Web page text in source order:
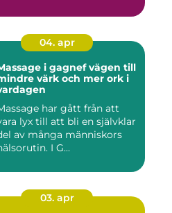
04. apr
i gagnef vägen till
värk och mer ork i
har gått från att
lyx till att bli en självklar
av många människors
I G...
03. apr